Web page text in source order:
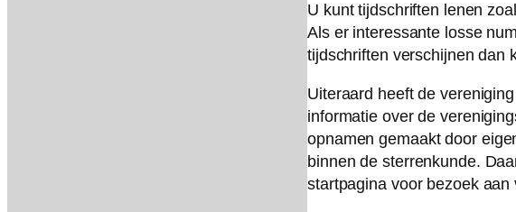
U kunt tijdschriften lenen
Als er interessante losse
tijdschriften verschijnen dan
Uiteraard heeft de
informatie over de
opnamen gemaakt door
binnen de sterrenkunde.
startpagina voor bezoek